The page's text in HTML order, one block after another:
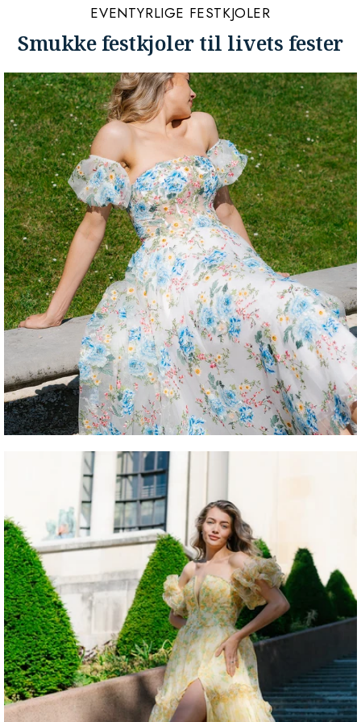
EVENTYRLIGE FESTKJOLER
Smukke festkjoler til livets fester